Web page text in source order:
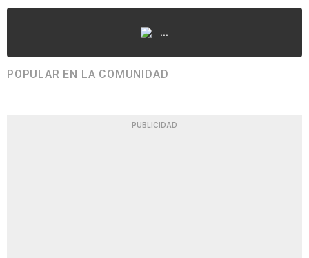
...
POPULAR EN LA COMUNIDAD
PUBLICIDAD